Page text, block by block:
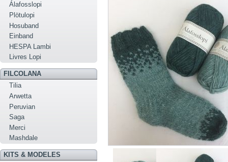
Álafosslopi
Plötulopi
Hosuband
Einband
HESPA Lambi
Livres Lopi
FILCOLANA
Tilia
Arwetta
Peruvian
Saga
Merci
Mashdale
KITS & MODELES